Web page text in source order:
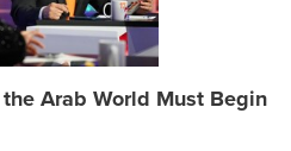
Arab World Must Begin